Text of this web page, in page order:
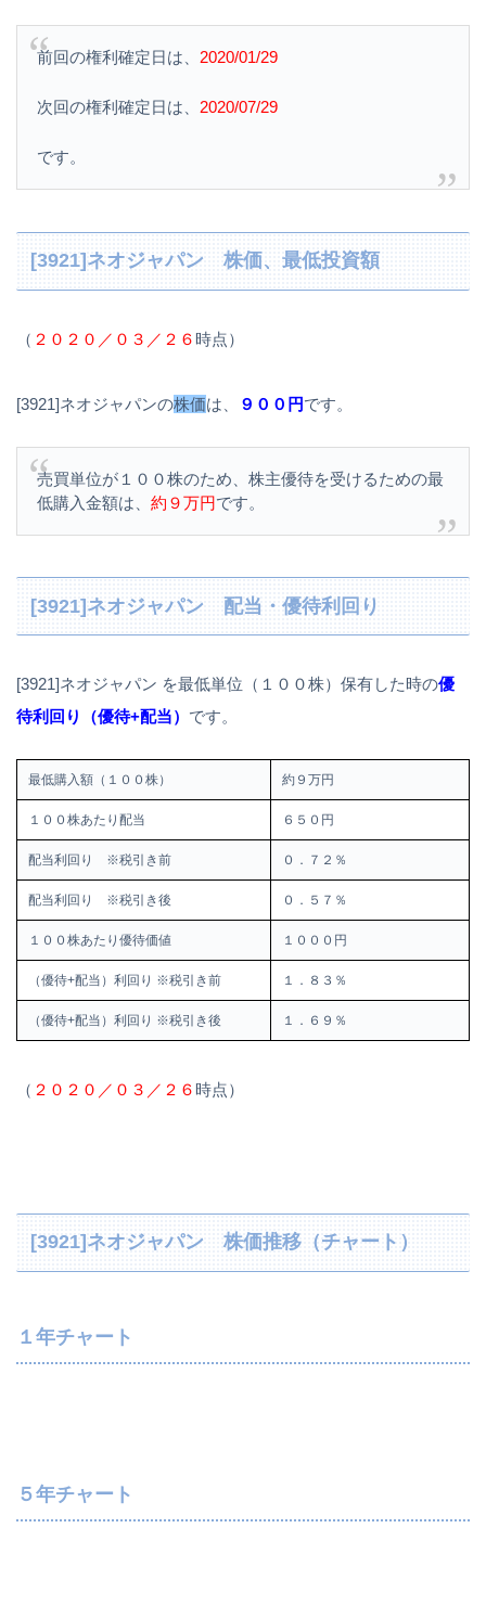
前回の権利確定日は、 2020/01/29
次回の権利確定日は、 2020/07/29
です。
[3921]ネオジャパン 株価、最低投資額
（ ２０２０／０３／２６時点）
[3921]ネオジャパンの株価は、 ９００円です。
売買単位が１００株のため、株主優待を受けるための最
低購入金額は、 約９万円です。
[3921]ネオジャパン 配当・優待利回り
[3921]ネオジャパン を最低単位（１００株）保有した時の優
待利回り（優待+配当） です。
最低購入額（１００株） 約９万円
１００株あたり配当 ６５０円
配当利回り ※税引き前 ０．７２％
配当利回り ※税引き後 ０．５７％
１００株あたり優待価値 １０００円
（優待+配当）利回り ※税引き前 １．８３％
（優待+配当）利回り ※税引き後 １．６９％
（ ２０２０／０３／２６時点）
[3921]ネオジャパン 株価推移（チャート）
１年チャート
５年チャート